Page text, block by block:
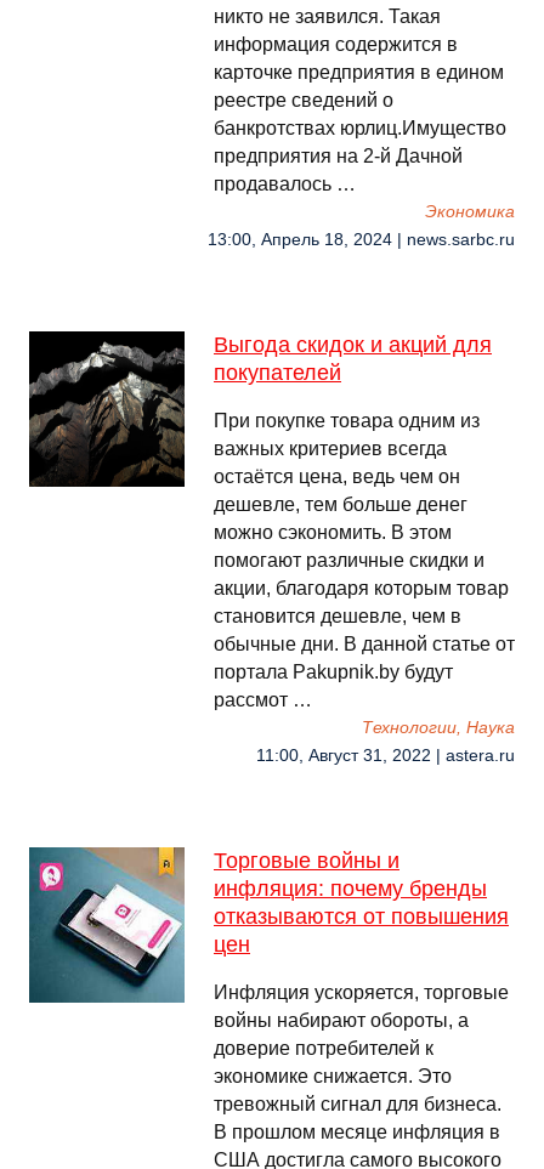
никто не заявился. Такая
информация содержится в
карточке предприятия в едином
реестре сведений о
банкротствах юрлиц.Имущество
предприятия на 2-й Дачной
продавалось …
Экономика
13:00, Апрель 18, 2024 | news.sarbc.ru
Выгода скидок и акций для
покупателей
При покупке товара одним из
важных критериев всегда
остаётся цена, ведь чем он
дешевле, тем больше денег
можно сэкономить. В этом
помогают различные скидки и
акции, благодаря которым товар
становится дешевле, чем в
обычные дни. В данной статье от
портала Pakupnik.by будут
рассмот …
Технологии, Наука
11:00, Август 31, 2022 | astera.ru
Торговые войны и
инфляция: почему бренды
отказываются от повышения
цен
Инфляция ускоряется, торговые
войны набирают обороты, а
доверие потребителей к
экономике снижается. Это
тревожный сигнал для бизнеса.
В прошлом месяце инфляция в
США достигла самого высокого